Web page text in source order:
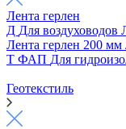
Лента герлен
Д Для воздуховодов
Лента герлен 200 мм
Т ФАП Для
Геотекстиль